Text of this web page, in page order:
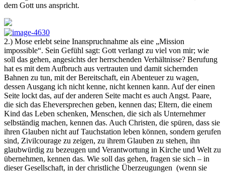
dem Gott uns anspricht.
2.) Mose erlebt seine Inanspruchnahme als eine „Mission
impossible“. Sein Gefühl sagt: Gott verlangt zu viel von mir; wie
soll das gehen, angesichts der herrschenden Verhältnisse? Berufung
hat es mit dem Aufbruch aus vertrauten und damit sichernden
Bahnen zu tun, mit der Bereitschaft, ein Abenteuer zu wagen,
dessen Ausgang ich nicht kenne, nicht kennen kann. Auf der einen
Seite lockt das, auf der anderen Seite macht es auch Angst. Paare,
die sich das Eheversprechen geben, kennen das; Eltern, die einem
Kind das Leben schenken, Menschen, die sich als Unternehmer
selbständig machen, kennen das. Auch Christen, die spüren, dass sie
ihren Glauben nicht auf Tauchstation leben können, sondern gerufen
sind, Zivilcourage zu zeigen, zu ihrem Glauben zu stehen, ihn
glaubwürdig zu bezeugen und Verantwortung in Kirche und Welt zu
übernehmen, kennen das. Wie soll das gehen, fragen sie sich – in
dieser Gesellschaft, in der christliche Überzeugungen (wenn sie